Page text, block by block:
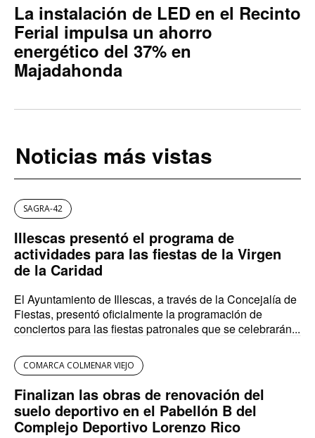
La instalación de LED en el Recinto
Ferial impulsa un ahorro
energético del 37% en
Majadahonda
Noticias más vistas
SAGRA-42
Illescas presentó el programa de
actividades para las fiestas de la Virgen
de la Caridad
El Ayuntamiento de Illescas, a través de la Concejalía de
Fiestas, presentó oficialmente la programación de
conciertos para las fiestas patronales que se celebrarán...
COMARCA COLMENAR VIEJO
Finalizan las obras de renovación del
suelo deportivo en el Pabellón B del
Complejo Deportivo Lorenzo Rico